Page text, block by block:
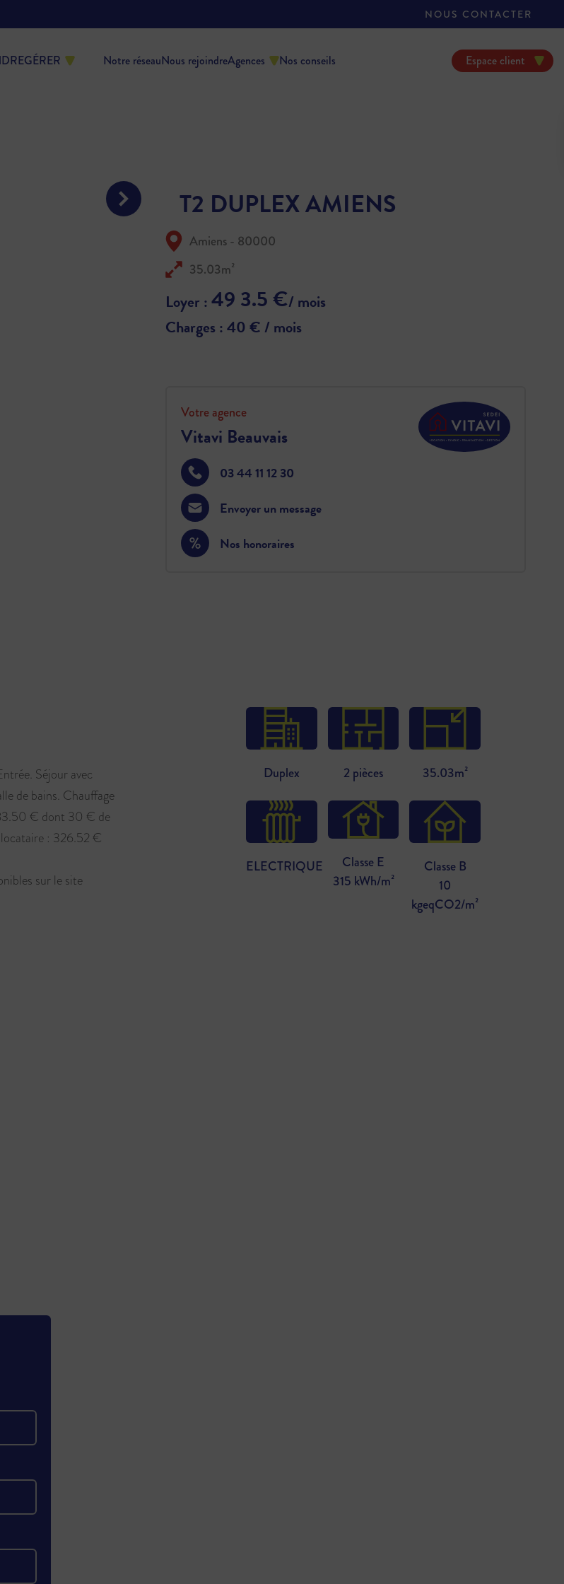
NOUS CONTACTER
GÉRER Notre réseauNous rejoindreAgences Nos conseils Espace client
T2 DUPLEX AMIENS
Amiens - 80000
35.03m²
Loyer :49 3.5 €/ mois
Charges : 40 € / mois
Votre agence
Vitavi Beauvais
03 44 11 12 30
Envoyer un message
Nos honoraires
Séjour avec
de bains. Chauffage
€ dont 30 € de
: 326.52 €
sur le site
Duplex 2 pièces 35.03m²
ELECTRIQUE
Classe E
315 kWh/m²
Classe B
10
kgeqCO2/m²